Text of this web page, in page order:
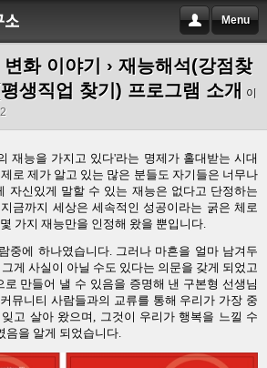
Menu
화 이야기
› 재능해석(강점찾
생직업 찾기) 프로그램 소개
이
재능을 가지고 있다'라는 명제가 홀대받는 시대
로 제가 알고 있는 많은 분들도 자기들은 너무나
자신있게 말할 수 있는 재능은 없다고 단정하는
금까지 세상은 세속적인 성공이라는 굵은 체로
가지 재능만을 인정해 왔을 뿐입니다.
중에 하나였습니다. 그러나 마흔을 얼마 남겨두
게 사실이 아닐 수도 있다는 의문을 갖게 되었고
로 만들어 낼 수 있음을 증명해 낸 구본형 선생님
뮤니티 사람들과의 교류를 통해 우리가 가장 중
고 살아 왔으며, 그것이 우리가 행복을 느낄 수
음을 알게 되었습니다.